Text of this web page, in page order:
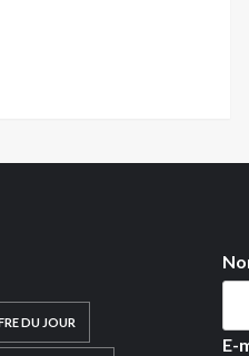
DU JOUR
E-